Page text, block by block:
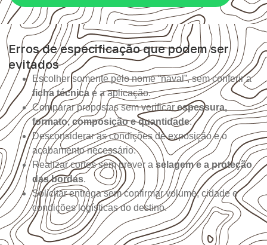
Erros de especificação que podem ser
evitados
Escolher somente pelo nome “naval”, sem conferir a
ficha técnica e a aplicação.
Comparar propostas sem verificar espessura,
formato, composição e quantidade.
Desconsiderar as condições de exposição e o
acabamento necessário.
Realizar cortes sem prever a selagem e a proteção
das bordas.
Solicitar entrega sem confirmar volume, cidade e
condições logísticas do destino.